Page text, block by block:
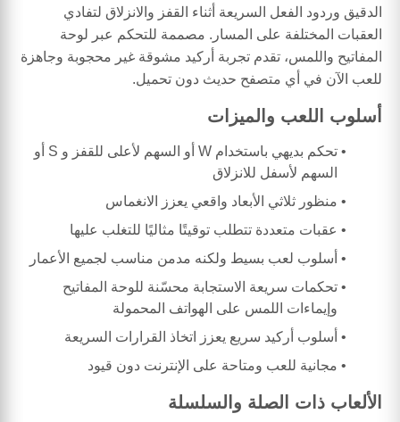
الدقيق وردود الفعل السريعة أثناء القفز والانزلاق لتفادي
العقبات المختلفة على المسار. مصممة للتحكم عبر لوحة
المفاتيح واللمس، تقدم تجربة أركيد مشوقة غير محجوبة وجاهزة
للعب الآن في أي متصفح حديث دون تحميل.
أسلوب اللعب والميزات
تحكم بديهي باستخدام W أو السهم لأعلى للقفز و S أو
السهم لأسفل للانزلاق
منظور ثلاثي الأبعاد واقعي يعزز الانغماس
عقبات متعددة تتطلب توقيتًا مثاليًا للتغلب عليها
أسلوب لعب بسيط ولكنه مدمن مناسب لجميع الأعمار
تحكمات سريعة الاستجابة محسّنة للوحة المفاتيح
وإيماءات اللمس على الهواتف المحمولة
أسلوب أركيد سريع يعزز اتخاذ القرارات السريعة
مجانية للعب ومتاحة على الإنترنت دون قيود
الألعاب ذات الصلة والسلسلة